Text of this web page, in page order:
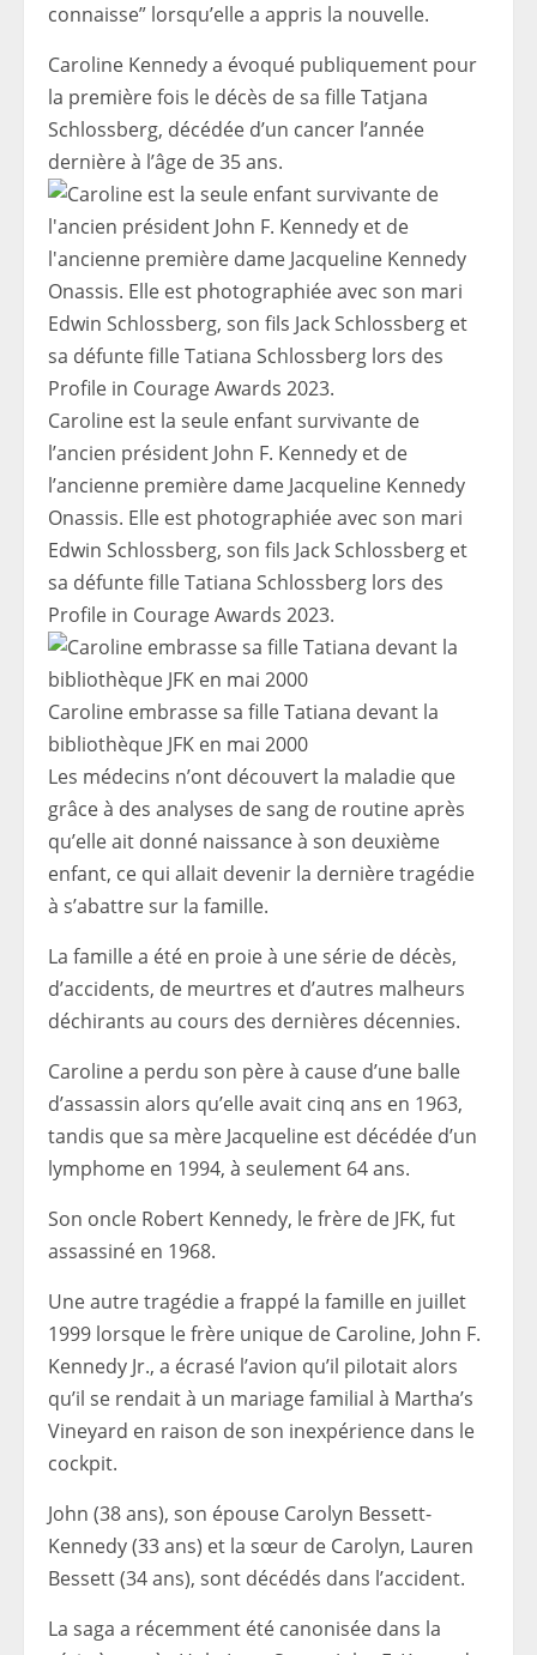
connaisse” lorsqu’elle a appris la nouvelle.
Caroline Kennedy a évoqué publiquement pour
la première fois le décès de sa fille Tatjana
Schlossberg, décédée d’un cancer l’année
dernière à l’âge de 35 ans.
Caroline est la seule enfant survivante de
l’ancien président John F. Kennedy et de
l’ancienne première dame Jacqueline Kennedy
Onassis. Elle est photographiée avec son mari
Edwin Schlossberg, son fils Jack Schlossberg et
sa défunte fille Tatiana Schlossberg lors des
Profile in Courage Awards 2023.
Caroline embrasse sa fille Tatiana devant la
bibliothèque JFK en mai 2000
Les médecins n’ont découvert la maladie que
grâce à des analyses de sang de routine après
qu’elle ait donné naissance à son deuxième
enfant, ce qui allait devenir la dernière tragédie
à s’abattre sur la famille.
La famille a été en proie à une série de décès,
d’accidents, de meurtres et d’autres malheurs
déchirants au cours des dernières décennies.
Caroline a perdu son père à cause d’une balle
d’assassin alors qu’elle avait cinq ans en 1963,
tandis que sa mère Jacqueline est décédée d’un
lymphome en 1994, à seulement 64 ans.
Son oncle Robert Kennedy, le frère de JFK, fut
assassiné en 1968.
Une autre tragédie a frappé la famille en juillet
1999 lorsque le frère unique de Caroline, John F.
Kennedy Jr., a écrasé l’avion qu’il pilotait alors
qu’il se rendait à un mariage familial à Martha’s
Vineyard en raison de son inexpérience dans le
cockpit.
John (38 ans), son épouse Carolyn Bessett-
Kennedy (33 ans) et la sœur de Carolyn, Lauren
Bessett (34 ans), sont décédés dans l’accident.
La saga a récemment été canonisée dans la